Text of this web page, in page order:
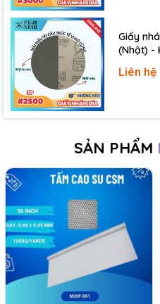
Giúp giảm thiểu nhiễu
Che chắn cho các đầu
dụng để bảo vệ các
tĩnh điện.
Loại băng này thích hợp cho
điện tử, bán dẫn, và các
ESD chặt chẽ.
MUA DỤNG CỤ VÀ
UY TÍNH CHÍNH
Anh/chị vui lòng liên hệ với
chúng tôi theo địa chỉ bên
hỗ trợ quý anh/chị.
Giấy
(Nhật) -
Liên hệ
SẢN PHẨM